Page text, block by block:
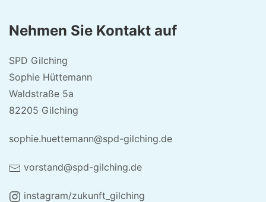
Nehmen Sie Kontakt auf
SPD Gilching
Sophie Hüttemann
Waldstraße 5a
82205 Gilching
sophie.huettemann@spd-gilching.de
vorstand@spd-gilching.de
instagram/zukunft_gilching